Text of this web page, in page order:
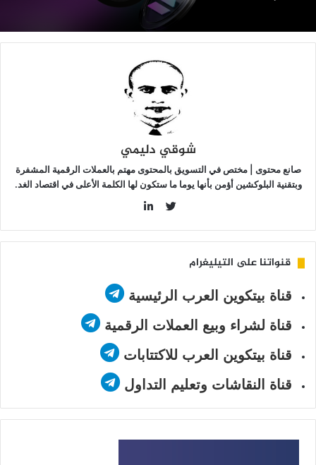
ما
دون
شوقي دليمي
صانع محتوى | مختص في التسويق بالمحتوى مهتم بالعملات الرقمية المشفرة
وبتقنية البلوكشين أؤمن بأنها يوما ما ستكون لها الكلمة الأعلى في اقتصاد الغد.
قنواتنا على التيليغرام
قناة بيتكوين العرب الرئيسية
قناة لشراء وبيع العملات الرقمية
قناة بيتكوين العرب للاكتتابات
قناة النقاشات وتعليم التداول